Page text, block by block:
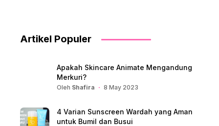
Artikel Populer
Apakah Skincare Animate Mengandung
Merkuri?
Oleh Shafira 8 May 2023
4 Varian Sunscreen Wardah yang Aman
untuk Bumil dan Busui